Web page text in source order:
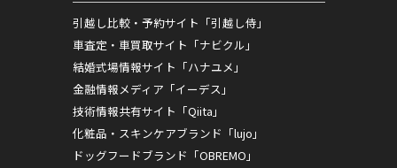
引越し比較・予約サイト「引越し侍」
車査定・車買取サイト「ナビクル」
結婚式場情報サイト「ハナユメ」
金融情報メディア「イーデス」
技術情報共有サイト「Qiita」
化粧品・スキンケアブランド「lujo」
ドッグフードブランド「OBREMO」